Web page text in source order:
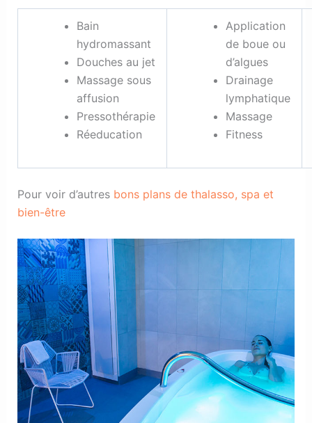
Bain
hydromassant
Douches au jet
Massage sous
affusion
Pressothérapie
Réeducation
Application
de boue ou
d’algues
Drainage
lymphatique
Massage
Fitness
Pour voir d’autres bons plans de thalasso, spa et
bien-être